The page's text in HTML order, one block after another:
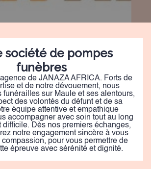
société de pompes
funèbres
de JANAZA AFRICA. Forts de
et de notre dévouement, nous
funérailles sur Maule et ses alentours,
des volontés du défunt et de sa
équipe attentive et empathique
accompagner avec soin tout au long
difficile. Dès nos premiers échanges,
notre engagement sincère à vous
pour vous permettre de
épreuve avec sérénité et dignité.